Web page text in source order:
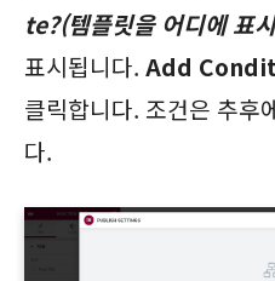
te?(템플릿을 어디에 표
표시됩니다. Add
클릭합니다. 조건은 추후
다.